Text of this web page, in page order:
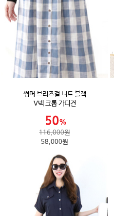
썸머 브리즈걸 니트 블랙
V넥 크롭 가디건
116,000원
58,000원